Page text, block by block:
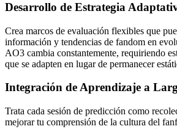
Desarrollo de Estrategia
Crea marcos de evaluación flexibles que
información y tendencias de fandom en
AO3 cambia constantemente, requiriendo
que se adapten en lugar de permanecer
Integración de Aprendizaje a
Trata cada sesión de predicción como
mejorar tu comprensión de la cultura del